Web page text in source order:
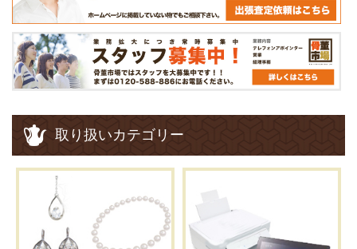
取り扱いカテゴリー